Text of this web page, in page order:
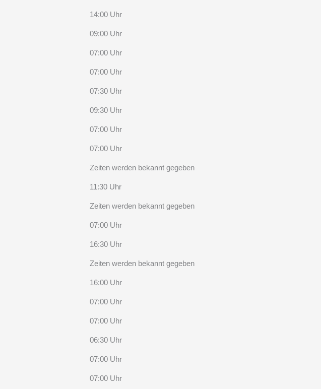
14:00 Uhr
09:00 Uhr
07:00 Uhr
07:00 Uhr
07:30 Uhr
09:30 Uhr
07:00 Uhr
07:00 Uhr
Zeiten werden bekannt gegeben
11:30 Uhr
Zeiten werden bekannt gegeben
07:00 Uhr
16:30 Uhr
Zeiten werden bekannt gegeben
16:00 Uhr
07:00 Uhr
07:00 Uhr
06:30 Uhr
07:00 Uhr
07:00 Uhr